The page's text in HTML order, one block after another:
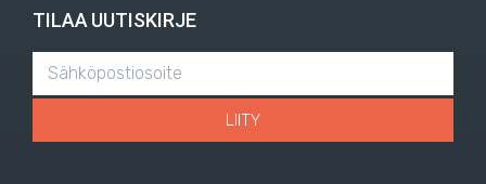
TILAA UUTISKIRJE
LIITY